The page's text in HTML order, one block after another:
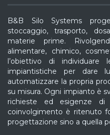
B&B Silo Systems
stoccaggio, trasporto,
materie prime.
alimentare, chimico,
l’obiettivo di individuare
impiantistiche per dare
automatizzare la propria
su misura. Ogni impianto è
richieste ed esigenze
coinvolgimento è ritenuto
progettazione sino a quella